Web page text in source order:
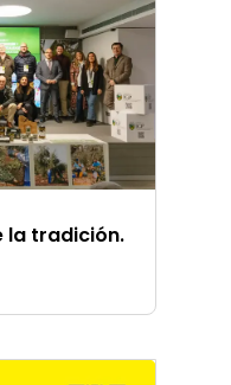
la tradición.